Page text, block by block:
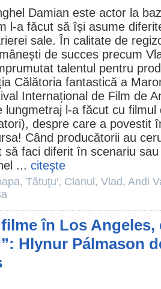
Damian este actor la
l-a făcut să își asume
sale. În calitate de
de succes precum
talentul pentru
Călătoria fantastică a
Internațional de Film de
lungmetraj l-a făcut cu filmul
despre care a povestit
Când producătorii au
să faci diferit în scenariu
... citeşte
, Tătuţu', Clanul , Vlad, Andi
filme în Los
Hlynur Pálmason